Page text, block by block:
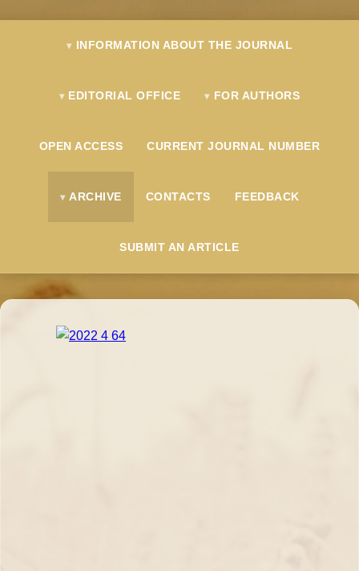
INFORMATION ABOUT THE JOURNAL
EDITORIAL OFFICE FOR AUTHORS
OPEN ACCESS CURRENT JOURNAL NUMBER
ARCHIVE CONTACTS FEEDBACK
SUBMIT AN ARTICLE